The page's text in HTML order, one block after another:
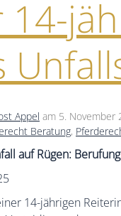
14-
Appel am 5. November
Beratung,
auf Rügen:
14-jährigen